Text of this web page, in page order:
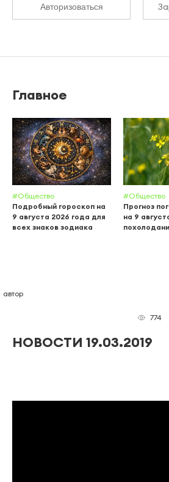
Авторизоваться
Главное
#Общество
Подробный гороскоп на
9 августа 2026 года для
всех знаков зодиака
#Общество
Прогноз
на 9
автор
774
НОВОСТИ 19.03.2019